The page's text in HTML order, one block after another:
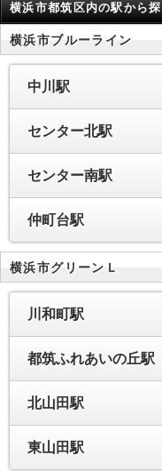
横浜市都筑区内の駅から
横浜市ブルーライン
中川駅
センター北駅
センター南駅
仲町台駅
横浜市グリーンＬ
川和町駅
都筑ふれあいの丘駅
北山田駅
東山田駅